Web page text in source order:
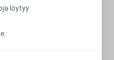
löytyy
mutta on nyt